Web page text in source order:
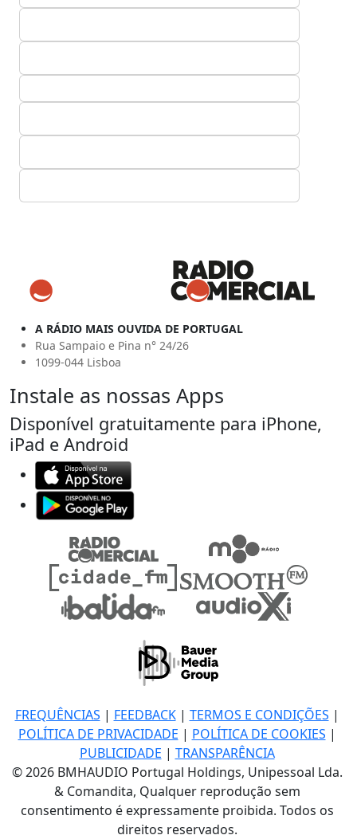
A RÁDIO MAIS OUVIDA DE PORTUGAL
Rua Sampaio e Pina n° 24/26
1099-044 Lisboa
Instale as nossas Apps
Disponível gratuitamente para iPhone,
iPad e Android
FREQUÊNCIAS | FEEDBACK| TERMOS E CONDIÇÕES |
POLÍTICA DE PRIVACIDADE | POLÍTICA DE COOKIES |
PUBLICIDADE | TRANSPARÊNCIA
© 2026 BMHAUDIO Portugal Holdings, Unipessoal Lda.
& Comandita, Qualquer reprodução sem
consentimento é expressamente proibida. Todos os
direitos reservados.